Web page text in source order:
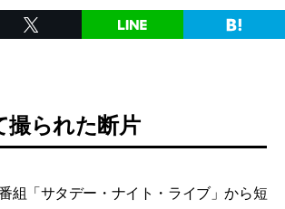
撮られた断片
組「サタデー・ナイト・ライブ」から短